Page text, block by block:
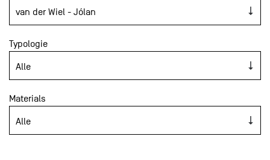
Typologie
Materials